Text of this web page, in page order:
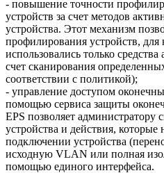
- повышение точности
устройств за счет методов
устройства. Этот механизм
профилирования устройств, для
использовались только средства
счет сканирования
соответствии с политикой);
- управление доступом
помощью сервиса защиты
EPS позволяет администратору
устройства и действия,
подключении устройства
исходную VLAN или полная
помощью единого интерфейса.